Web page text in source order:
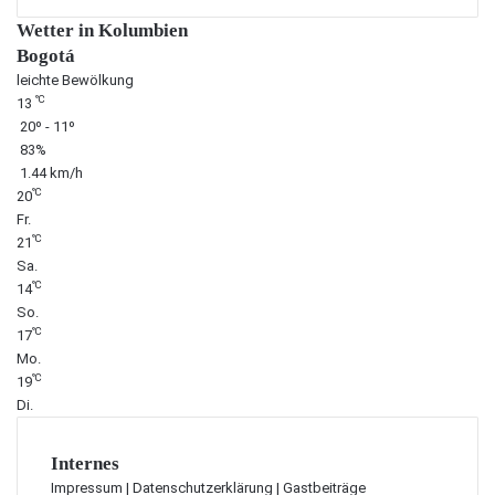
Wetter in Kolumbien
Bogotá
leichte Bewölkung
13 ℃
20º - 11º
83%
1.44 km/h
20℃
Fr.
21℃
Sa.
14℃
So.
17℃
Mo.
19℃
Di.
Internes
Impressum | Datenschutzerklärung | Gastbeiträge